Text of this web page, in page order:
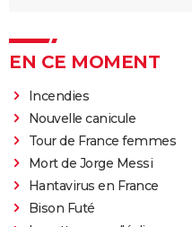
EN CE MOMENT
Incendies
Nouvelle canicule
Tour de France femmes
Mort de Jorge Messi
Hantavirus en France
Bison Futé